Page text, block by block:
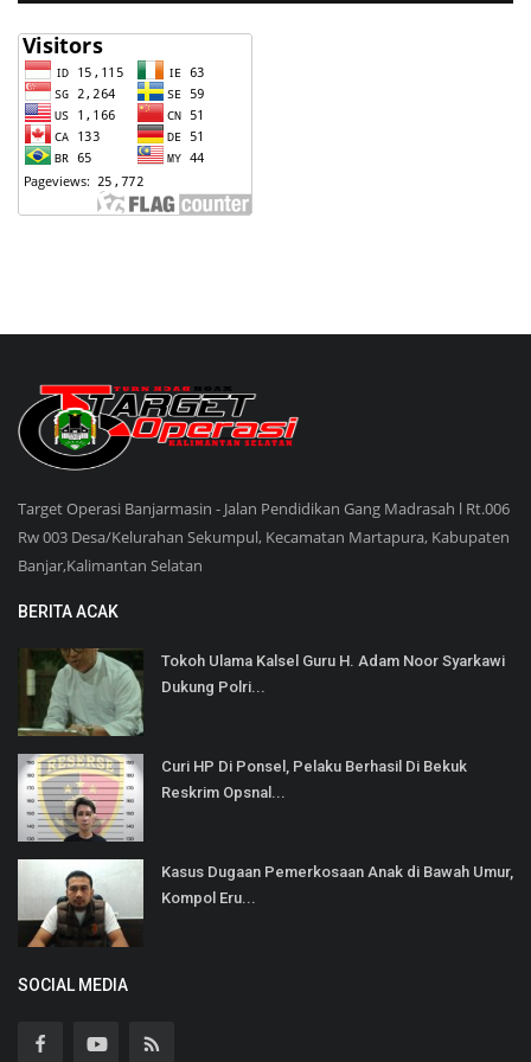
Target Operasi Banjarmasin - Jalan Pendidikan Gang Madrasah l Rt.006
Rw 003 Desa/Kelurahan Sekumpul, Kecamatan Martapura, Kabupaten
Banjar,Kalimantan Selatan
BERITA ACAK
Tokoh Ulama Kalsel Guru H. Adam Noor Syarkawi
Dukung Polri...
Curi HP Di Ponsel, Pelaku Berhasil Di Bekuk
Reskrim Opsnal...
Kasus Dugaan Pemerkosaan Anak di Bawah Umur,
Kompol Eru...
SOCIAL MEDIA